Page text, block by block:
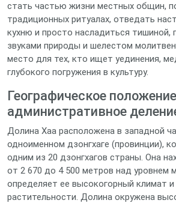
стать частью жизни местных общин,
традиционных ритуалах, отведать
кухню и просто насладиться тишиной,
звуками природы и шелестом
место для тех, кто ищет уединения,
глубокого погружения в культуру.
Географическое
административное
Долина Хаа расположена в западной
одноименном дзонгхаге (провинции),
одним из 20 дзонгхагов страны. Она
от 2 670 до 4 500 метров над уровнем
определяет ее высокогорный климат и
растительности. Долина окружена